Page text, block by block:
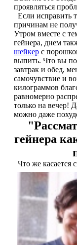
Пищеварение
Сердце и Сосуды
Щитовидная железа
Омега жиры
Суставы и связки
Коллаген
Протеин
Сывороточный
Казеин
проявляться
Если исправить
причинам не
Утром вместе с
гейнера, днем
шейкер с
выпить. Что вы
завтрак и обед,
самочувствие и
килограммов
равномерно
только на вечер!
можно даже
гейнера
Что же касается